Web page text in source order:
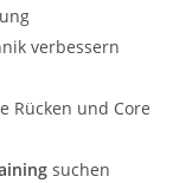
verbessern
Rücken und Core
suchen